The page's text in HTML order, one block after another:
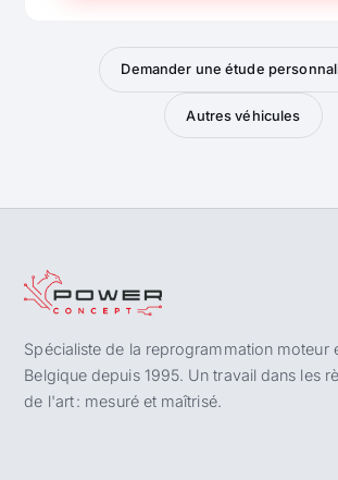
Demander une étude
Autres véhicules
Spécialiste de la reprogrammation moteur
Belgique depuis 1995. Un travail dans les
de l'art : mesuré et maîtrisé.